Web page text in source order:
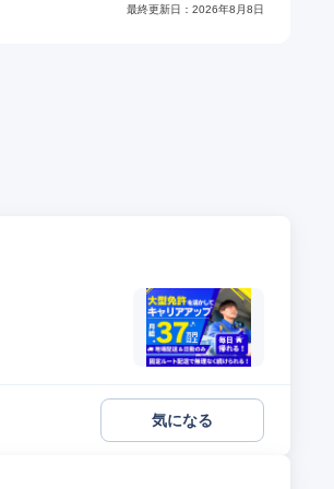
最終更新日： 2026年8月8日
気になる